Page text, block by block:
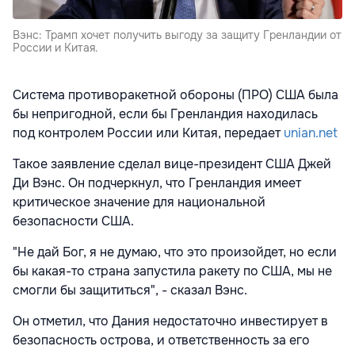
Вэнс: Трамп хочет получить выгоду за защиту Гренландии от
России и Китая.
Система противоракетной обороны (ПРО) США была
бы непригодной, если бы Гренландия находилась
под контролем России или Китая, передаетunian.net
Такое заявление сделал вице-президент США Джей
Ди Вэнс. Он подчеркнул, что Гренландия имеет
критическое значение для национальной
безопасности США.
"Не дай Бог, я не думаю, что это произойдет, но если
бы какая-то страна запустила ракету по США, мы не
смогли бы защититься", - сказал Вэнс.
Он отметил, что Дания недостаточно инвестирует в
безопасность острова, и ответственность за его